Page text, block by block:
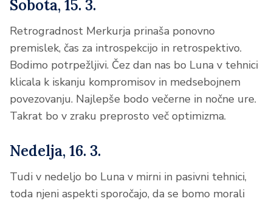
Sobota, 15. 3.
Retrogradnost Merkurja prinaša ponovno
premislek, čas za introspekcijo in retrospektivo.
Bodimo potrpežljivi. Čez dan nas bo Luna v tehnici
klicala k iskanju kompromisov in medsebojnem
povezovanju. Najlepše bodo večerne in nočne ure.
Takrat bo v zraku preprosto več optimizma.
Nedelja, 16. 3.
Tudi v nedeljo bo Luna v mirni in pasivni tehnici,
toda njeni aspekti sporočajo, da se bomo morali